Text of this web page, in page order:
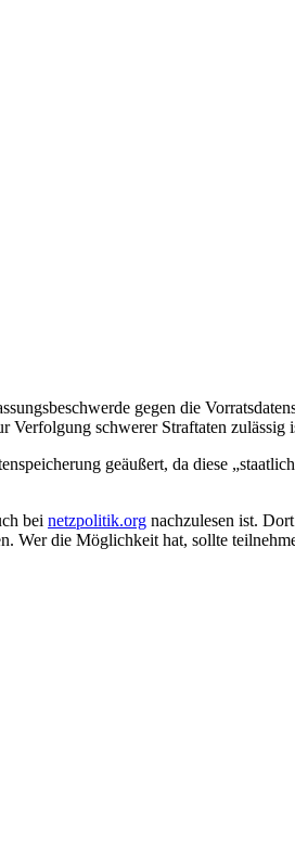
gegen die
Verfolgung schwerer Straftaten zulässig
geäußert, da diese
bei netzpolitik.org nachzulesen ist.
Wer die Möglichkeit hat, sollte